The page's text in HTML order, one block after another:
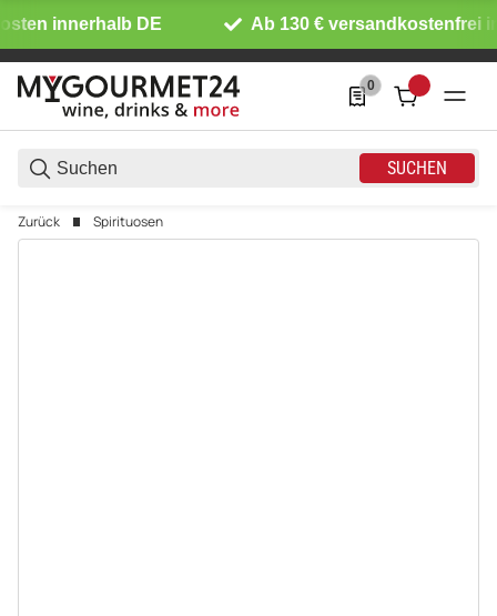
innerhalb DE Ab 130 € versandkostenfrei
SUCHEN
0
0 Produkte in der
Zurück Spirituosen